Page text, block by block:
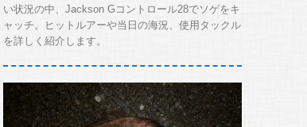
い状況の中、Jackson Gコントロール28でソゲをキ
ャッチ。ヒットルアーや当日の海況、使用タックル
を詳しく紹介します。